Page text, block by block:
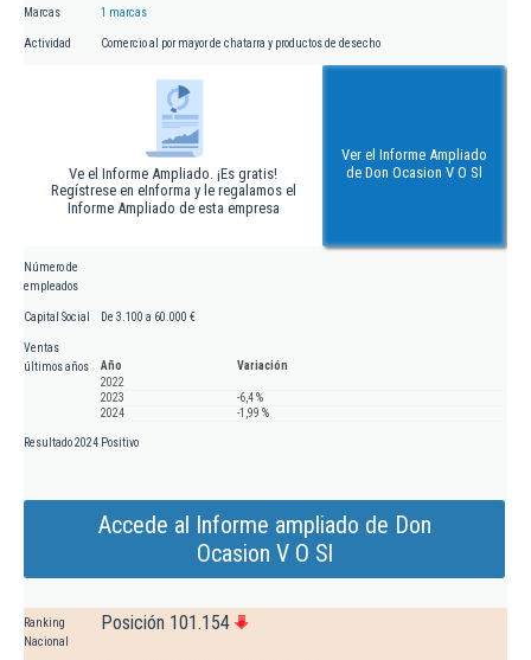
Marcas 1 marcas
Actividad Comercio al por mayor de chatarra y productos de desecho
Ve el Informe Ampliado. ¡Es gratis!
Regístrese en eInforma y le regalamos el
Informe Ampliado de esta empresa
Ver el Informe Ampliado
de Don Ocasion V O Sl
Número de
empleados
Capital Social De 3.100 a 60.000 €
Ventas
últimos años
Año
Variación
2022
2023
-6,4 %
2024
-1,99 %
Resultado 2024 Positivo
Accede al Informe ampliado de Don
Ocasion V O Sl
Ranking
Nacional
Posición 101.154